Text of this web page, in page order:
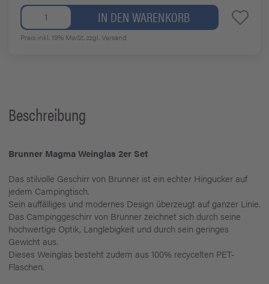
IN DEN WARENKORB
Preis inkl. 19% MwSt.zzgl. Versand
Beschreibung
Brunner Magma Weinglas 2er Set
Das stilvolle Geschirr von Brunner ist ein echter Hingucker auf
jedem Campingtisch.
Sein auffälliges und modernes Design überzeugt auf ganzer Linie.
Das Campinggeschirr von Brunner zeichnet sich durch seine
hochwertige Optik, Langlebigkeit und durch sein geringes
Gewicht aus.
Dieses Weinglas besteht zudem aus 100% recycelten PET-
Flaschen.